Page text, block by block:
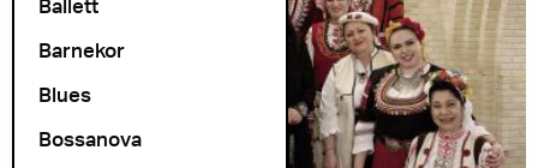
Barnekor
Blues
Bossanova